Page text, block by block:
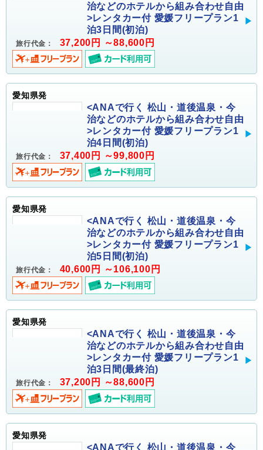
治などのホテルから組み合わせ自由
>レンタカー付 愛媛フリープラン1
泊3日間(初泊)
旅行代金： 37,200円 ～88,600円
愛知県発
<ANAで行く 松山・道後温泉・今
治などのホテルから組み合わせ自由
>レンタカー付 愛媛フリープラン1
泊4日間(初泊)
旅行代金： 37,400円 ～99,800円
愛知県発
<ANAで行く 松山・道後温泉・今
治などのホテルから組み合わせ自由
>レンタカー付 愛媛フリープラン1
泊5日間(初泊)
旅行代金： 40,600円 ～106,100円
愛知県発
<ANAで行く 松山・道後温泉・今
治などのホテルから組み合わせ自由
>レンタカー付 愛媛フリープラン1
泊3日間(最終泊)
旅行代金： 37,200円 ～88,600円
愛知県発
<ANAで行く 松山・道後温泉・今